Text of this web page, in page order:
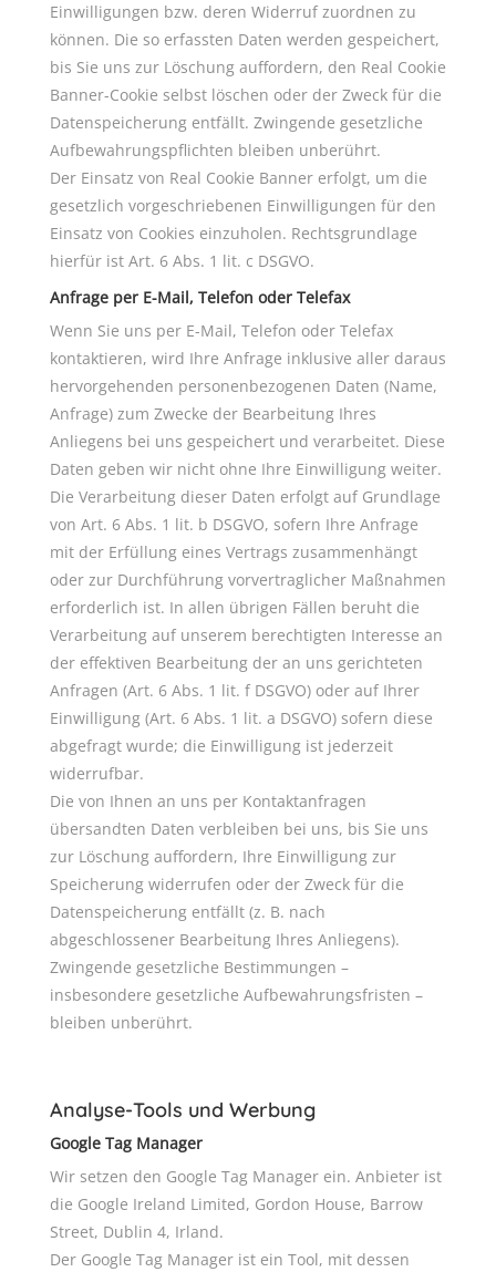
Einwilligungen bzw. deren Widerruf zuordnen zu
können. Die so erfassten Daten werden gespeichert,
bis Sie uns zur Löschung auffordern, den Real Cookie
Banner-Cookie selbst löschen oder der Zweck für die
Datenspeicherung entfällt. Zwingende gesetzliche
Aufbewahrungspflichten bleiben unberührt.
Der Einsatz von Real Cookie Banner erfolgt, um die
gesetzlich vorgeschriebenen Einwilligungen für den
Einsatz von Cookies einzuholen. Rechtsgrundlage
hierfür ist Art. 6 Abs. 1 lit. c DSGVO.
Anfrage per E-Mail, Telefon oder Telefax
Wenn Sie uns per E-Mail, Telefon oder Telefax
kontaktieren, wird Ihre Anfrage inklusive aller daraus
hervorgehenden personenbezogenen Daten (Name,
Anfrage) zum Zwecke der Bearbeitung Ihres
Anliegens bei uns gespeichert und verarbeitet. Diese
Daten geben wir nicht ohne Ihre Einwilligung weiter.
Die Verarbeitung dieser Daten erfolgt auf Grundlage
von Art. 6 Abs. 1 lit. b DSGVO, sofern Ihre Anfrage
mit der Erfüllung eines Vertrags zusammenhängt
oder zur Durchführung vorvertraglicher Maßnahmen
erforderlich ist. In allen übrigen Fällen beruht die
Verarbeitung auf unserem berechtigten Interesse an
der effektiven Bearbeitung der an uns gerichteten
Anfragen (Art. 6 Abs. 1 lit. f DSGVO) oder auf Ihrer
Einwilligung (Art. 6 Abs. 1 lit. a DSGVO) sofern diese
abgefragt wurde; die Einwilligung ist jederzeit
widerrufbar.
Die von Ihnen an uns per Kontaktanfragen
übersandten Daten verbleiben bei uns, bis Sie uns
zur Löschung auffordern, Ihre Einwilligung zur
Speicherung widerrufen oder der Zweck für die
Datenspeicherung entfällt (z. B. nach
abgeschlossener Bearbeitung Ihres Anliegens).
Zwingende gesetzliche Bestimmungen –
insbesondere gesetzliche Aufbewahrungsfristen –
bleiben unberührt.
Analyse-Tools und Werbung
Google Tag Manager
Wir setzen den Google Tag Manager ein. Anbieter ist
die Google Ireland Limited, Gordon House, Barrow
Street, Dublin 4, Irland.
Der Google Tag Manager ist ein Tool, mit dessen